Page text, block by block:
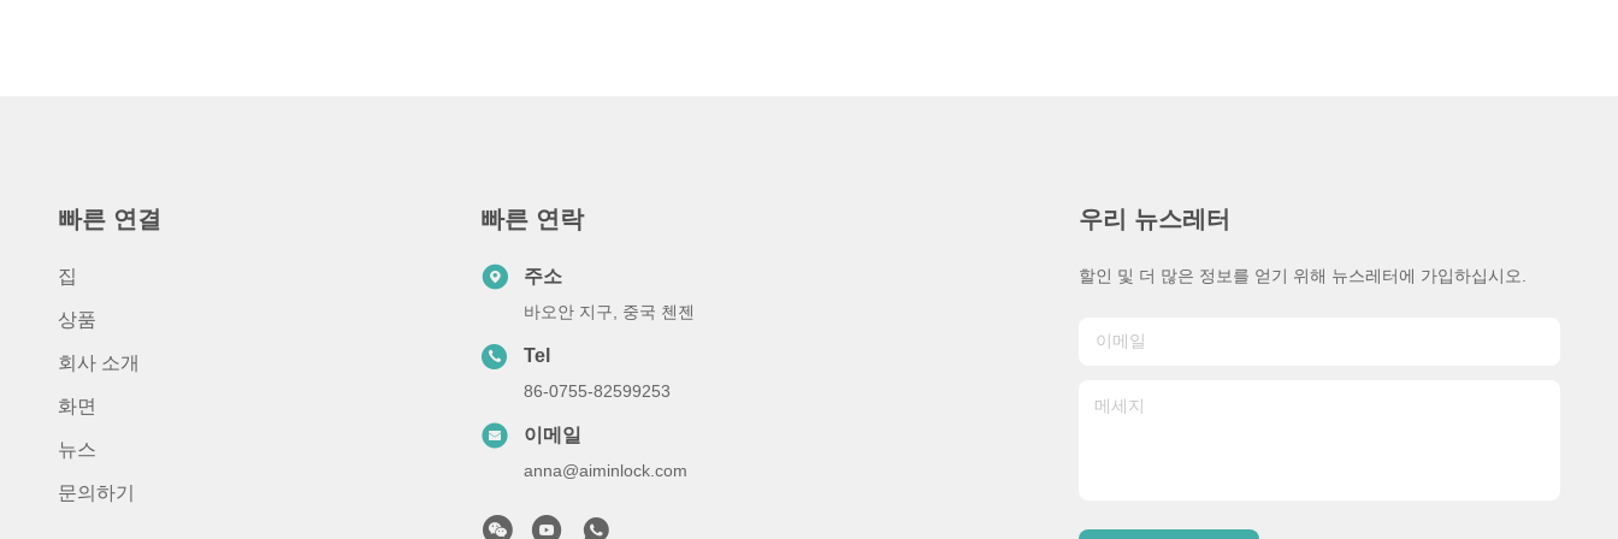
빠른 연결
집
상품
회사 소개
화면
뉴스
문의하기
빠른 연락
주소
바오안 지구, 중국 첸젠
Tel
86-0755-82599253
이메일
anna@aiminlock.com
우리 뉴스레터
할인 및 더 많은 정보를 얻기 위해 뉴스레터에 가입하십시오.